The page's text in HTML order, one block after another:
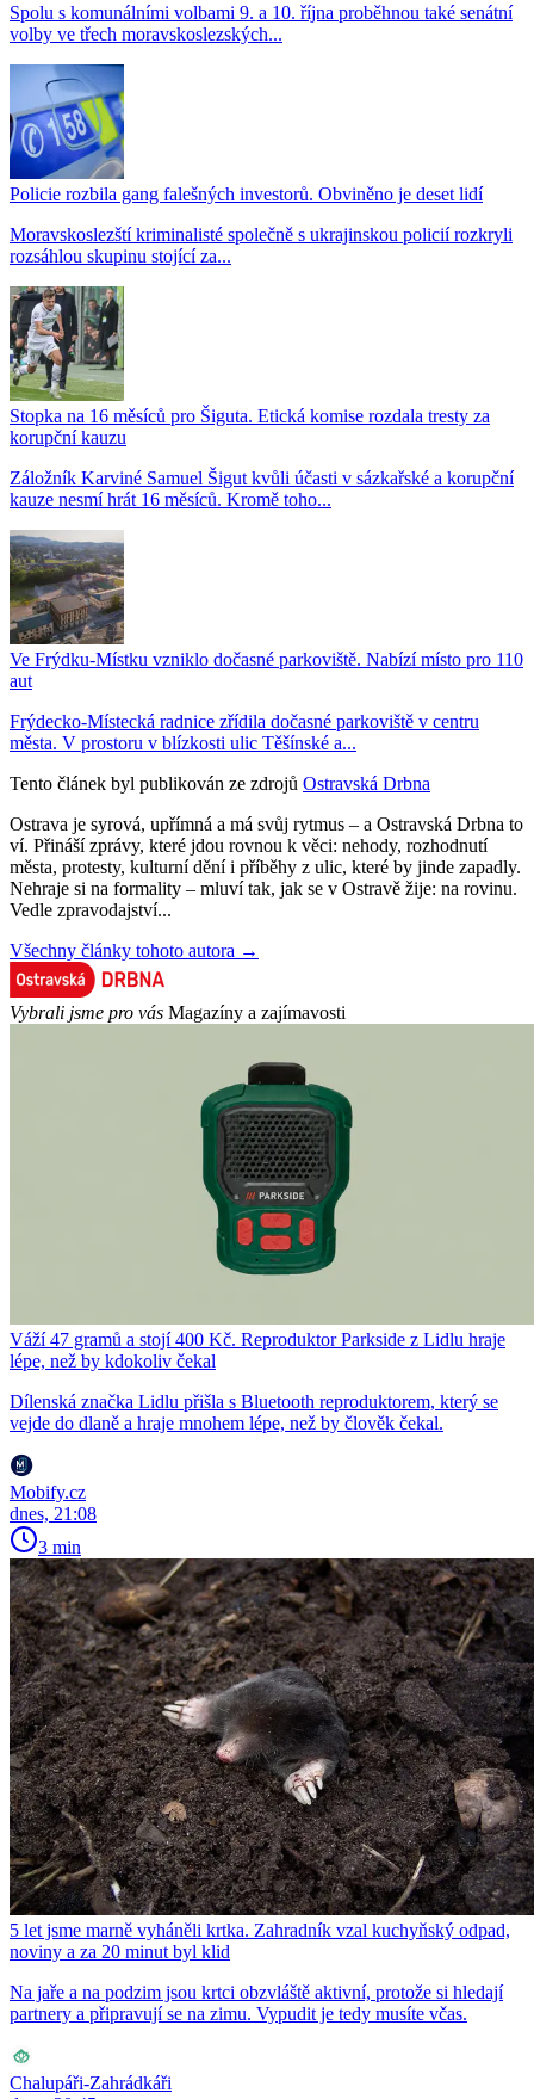
Spolu s komunálními volbami 9. a 10. října proběhnou také senátní
volby ve třech moravskoslezských...
Policie rozbila gang falešných investorů. Obviněno je deset lidí
Moravskoslezští kriminalisté společně s ukrajinskou policií rozkryli
rozsáhlou skupinu stojící za...
Stopka na 16 měsíců pro Šiguta. Etická komise rozdala tresty za
korupční kauzu
Záložník Karviné Samuel Šigut kvůli účasti v sázkařské a korupční
kauze nesmí hrát 16 měsíců. Kromě toho...
Ve Frýdku-Místku vzniklo dočasné parkoviště. Nabízí místo pro 110
aut
Frýdecko-Místecká radnice zřídila dočasné parkoviště v centru
města. V prostoru v blízkosti ulic Těšínské a...
Tento článek byl publikován ze zdrojů Ostravská Drbna
Ostrava je syrová, upřímná a má svůj rytmus – a Ostravská Drbna to
ví. Přináší zprávy, které jdou rovnou k věci: nehody, rozhodnutí
města, protesty, kulturní dění i příběhy z ulic, které by jinde zapadly.
Nehraje si na formality – mluví tak, jak se v Ostravě žije: na rovinu.
Vedle zpravodajství...
Všechny články tohoto autora →
Vybrali jsme pro vás Magazíny a zajímavosti
Váží 47 gramů a stojí 400 Kč. Reproduktor Parkside z Lidlu hraje
lépe, než by kdokoliv čekal
Dílenská značka Lidlu přišla s Bluetooth reproduktorem, který se
vejde do dlaně a hraje mnohem lépe, než by člověk čekal.
Mobify.cz
dnes, 21:08
3 min
5 let jsme marně vyháněli krtka. Zahradník vzal kuchyňský odpad,
noviny a za 20 minut byl klid
Na jaře a na podzim jsou krtci obzvláště aktivní, protože si hledají
partnery a připravují se na zimu. Vypudit je tedy musíte včas.
Chalupáři-Zahrádkáři